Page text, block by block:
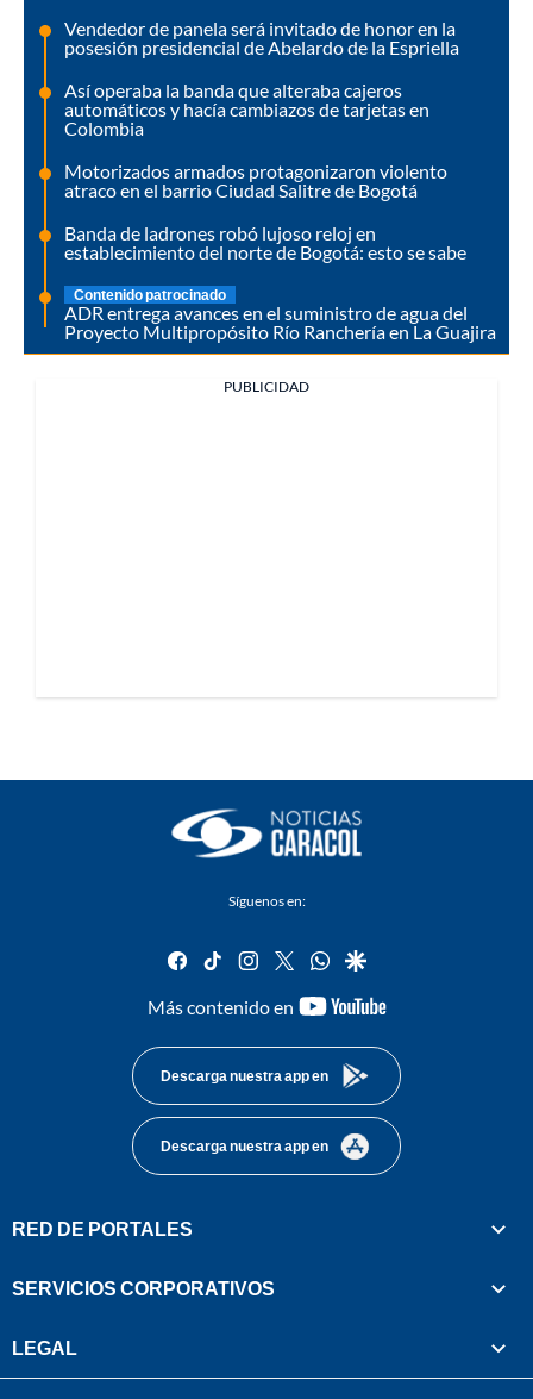
Vendedor de panela será invitado de honor en la
posesión presidencial de Abelardo de la Espriella
Así operaba la banda que alteraba cajeros
automáticos y hacía cambiazos de tarjetas en
Colombia
Motorizados armados protagonizaron violento
atraco en el barrio Ciudad Salitre de Bogotá
Banda de ladrones robó lujoso reloj en
establecimiento del norte de Bogotá: esto se sabe
Contenido patrocinado
ADR entrega avances en el suministro de agua del
Proyecto Multipropósito Río Ranchería en La Guajira
PUBLICIDAD
Síguenos en:
facebook
tiktok instagram
twitterwhatsapp
google
Más contenido en
youtube-
Descarga nuestra app en
Descarga nuestra app en
RED DE PORTALES
SERVICIOS CORPORATIVOS
LEGAL